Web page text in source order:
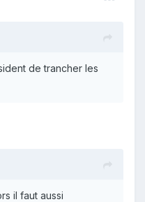
de trancher les
il faut aussi